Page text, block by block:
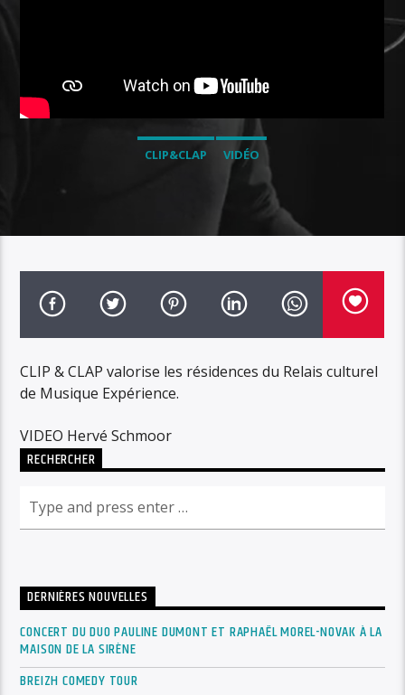
CLIP&CLAP VIDÉO
CLIP & CLAP valorise les résidences du Relais culturel
de Musique Expérience.
VIDEO Hervé Schmoor
RECHERCHER
DERNIÈRES NOUVELLES
CONCERT DU DUO PAULINE DUMONT ET RAPHAËL MOREL-NOVAK À LA
MAISON DE LA SIRÈNE
BREIZH COMEDY TOUR